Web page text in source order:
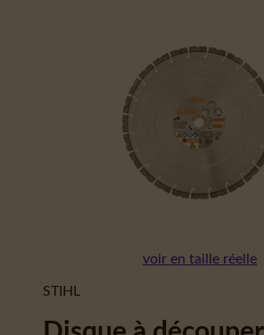
voir en taille réelle
STIHL